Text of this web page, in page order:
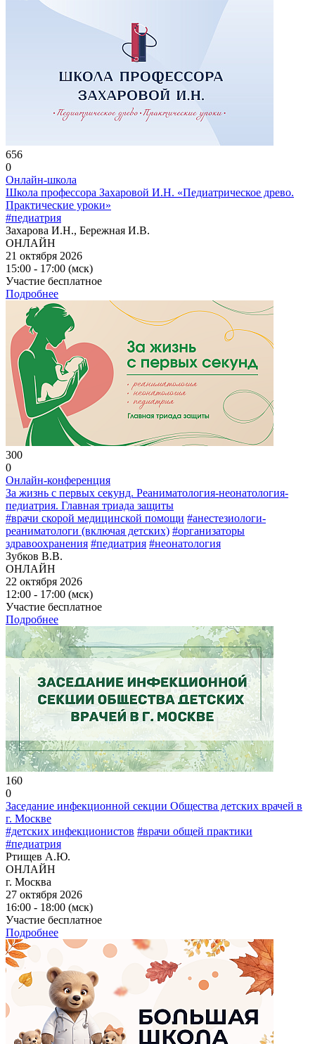
656
0
Онлайн-школа
Школа профессора Захаровой И.Н. «Педиатрическое древо.
Практические уроки»
#педиатрия
Захарова И.Н., Бережная И.В.
ОНЛАЙН
21 октября 2026
15:00 - 17:00 (мск)
Участие бесплатное
Подробнее
300
0
Онлайн-конференция
За жизнь с первых секунд. Реаниматология-неонатология-
педиатрия. Главная триада защиты
#врачи скорой медицинской помощи #анестезиологи-
реаниматологи (включая детских) #организаторы
здравоохранения #педиатрия #неонатология
Зубков В.В.
ОНЛАЙН
22 октября 2026
12:00 - 17:00 (мск)
Участие бесплатное
Подробнее
160
0
Заседание инфекционной секции Общества детских врачей в
г. Москве
#детских инфекционистов #врачи общей практики
#педиатрия
Ртищев А.Ю.
ОНЛАЙН
г. Москва
27 октября 2026
16:00 - 18:00 (мск)
Участие бесплатное
Подробнее